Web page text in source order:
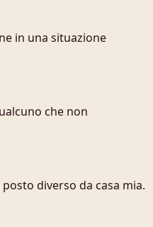
in una situazione
che non
diverso da casa mia.